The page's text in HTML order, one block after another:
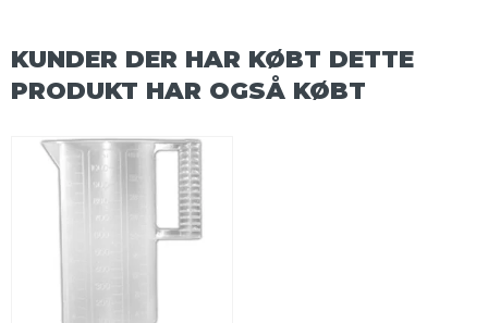
KUNDER DER HAR KØBT DETTE
PRODUKT HAR OGSÅ KØBT